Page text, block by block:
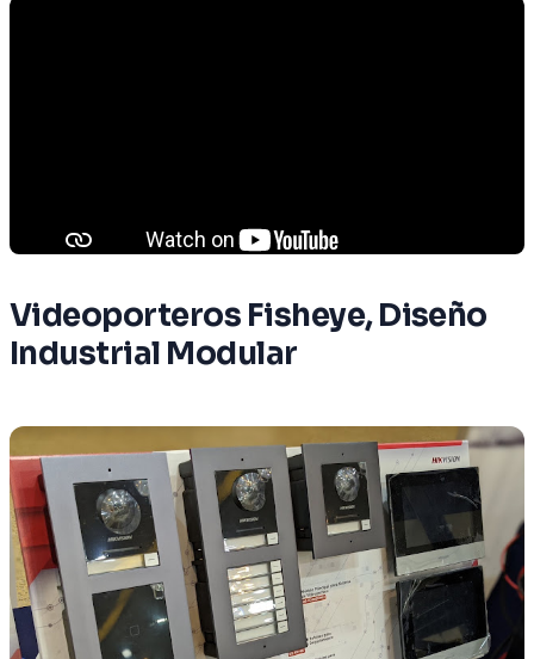
Videoporteros Fisheye, Diseño
Industrial Modular